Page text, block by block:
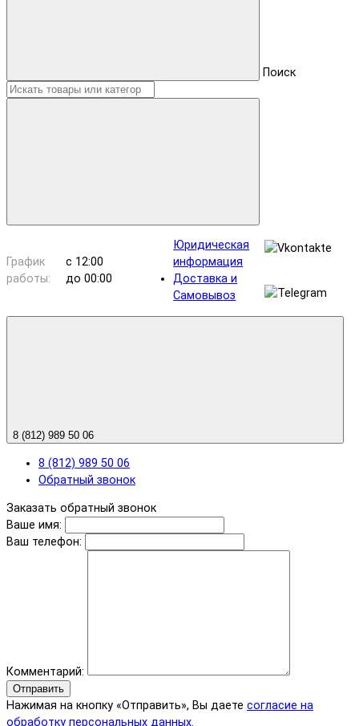
Поиск
График
работы:
с 12:00
до 00:00
Юридическая
информация
Доставка и
Самовывоз
8 (812) 989 50 06
8 (812) 989 50 06
Обратный звонок
Заказать обратный звонок
Ваше имя:
Ваш телефон:
Комментарий:
Отправить
Нажимая на кнопку «Отправить», Вы даете согласие на
обработку персональных данных.